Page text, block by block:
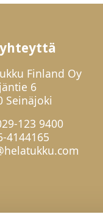
Finland Oy
6
Seinäjoki
123 9400
4144165